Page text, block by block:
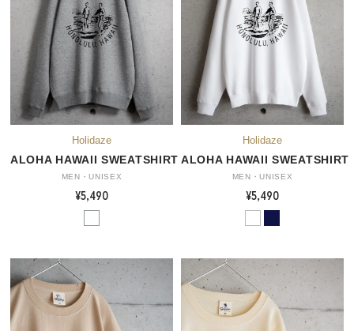
ALOHA HAWAII SWEATSHIRT
MEN・UNISEX
¥5,490
ALOHA HAWAII SWEATSHIRT
MEN・UNISEX
¥5,490